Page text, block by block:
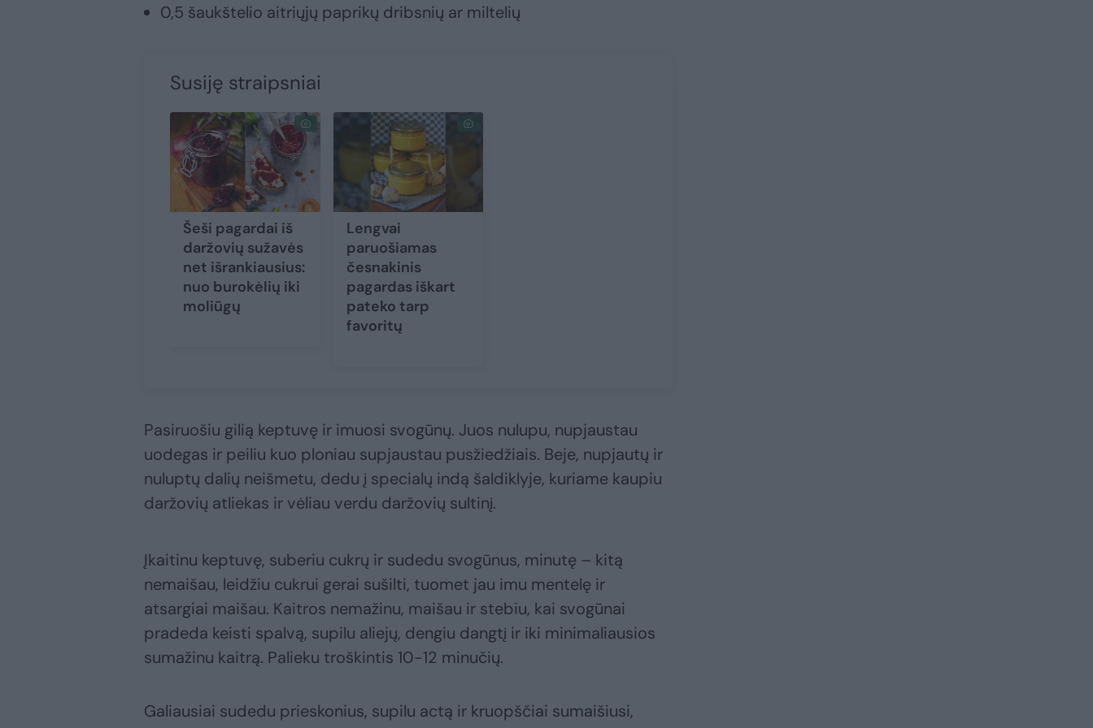
0,5 šaukštelio aitriųjų paprikų dribsnių ar miltelių
Susiję straipsniai
Šeši pagardai iš
daržovių sužavės
net išrankiausius:
nuo burokėlių iki
moliūgų
Lengvai
paruošiamas
česnakinis
pagardas iškart
pateko tarp
favoritų
Pasiruošiu gilią keptuvę ir imuosi svogūnų. Juos nulupu, nupjaustau
uodegas ir peiliu kuo ploniau supjaustau pusžiedžiais. Beje, nupjautų ir
nuluptų dalių neišmetu, dedu į specialų indą šaldiklyje, kuriame kaupiu
daržovių atliekas ir vėliau verdu daržovių sultinį.
Įkaitinu keptuvę, suberiu cukrų ir sudedu svogūnus, minutę – kitą
nemaišau, leidžiu cukrui gerai sušilti, tuomet jau imu mentelę ir
atsargiai maišau. Kaitros nemažinu, maišau ir stebiu, kai svogūnai
pradeda keisti spalvą, supilu aliejų, dengiu dangtį ir iki minimaliausios
sumažinu kaitrą. Palieku troškintis 10-12 minučių.
Galiausiai sudedu prieskonius, supilu actą ir kruopščiai sumaišiusi,